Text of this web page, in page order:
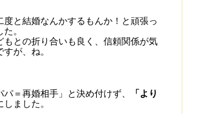
と結婚なんかするもんか！と頑張っ
。
との折り合いも良く、信頼関係が気
が、ね。
＝再婚相手」と決め付けず、
「より
ました。